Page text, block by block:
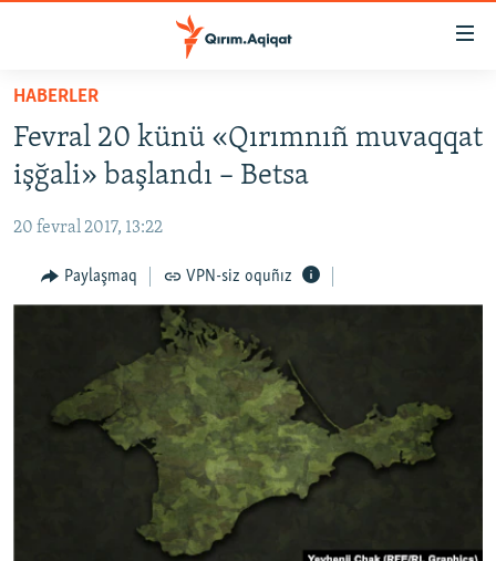
Esas
qaytmaq
Baş
navigatsiyağa
qaytmaq
qaytmaq
HABERLER
SİYASET
İQTİSADİYAT
CEMİYET
MEDENİYET
SÜRET
HABERLER
Fevral 20 künü «Qırımnıñ muvaqqat
işğali» başlandı – Betsa
20 fevral 2017, 13:22
Paylaşmaq VPN-siz oquñız